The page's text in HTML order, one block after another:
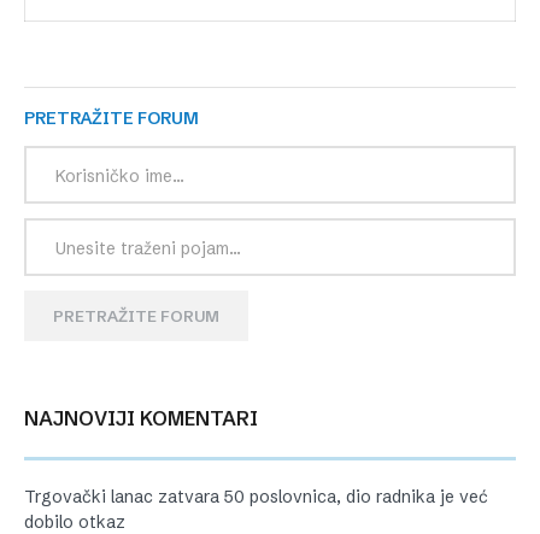
PRETRAŽITE FORUM
PRETRAŽITE FORUM
NAJNOVIJI KOMENTARI
Trgovački lanac zatvara 50 poslovnica, dio radnika je već
dobilo otkaz